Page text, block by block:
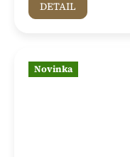
5
DETAIL
Novinka